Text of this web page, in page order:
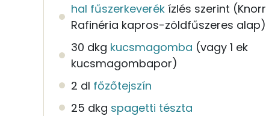
hal fűszerkeverék ízlés szerint (Knorr
Rafinéria kapros-zöldfűszeres alap)
30 dkg kucsmagomba (vagy 1 ek
kucsmagombapor)
2 dl főzőtejszín
25 dkg spagetti tészta